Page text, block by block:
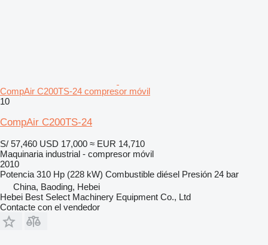
CompAir C200TS-24 compresor móvil
10
CompAir C200TS-24
S/ 57,460 USD 17,000 ≈ EUR 14,710
Maquinaria industrial - compresor móvil
2010
Potencia 310 Hp (228 kW) Combustible diésel Presión 24 bar
China, Baoding, Hebei
Hebei Best Select Machinery Equipment Co., Ltd
Contacte con el vendedor